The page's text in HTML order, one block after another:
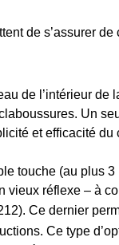
de s’assurer
de l’intérieur
Un
et efficacité
touche (au plus
réflexe – à
Ce dernier
Ce type